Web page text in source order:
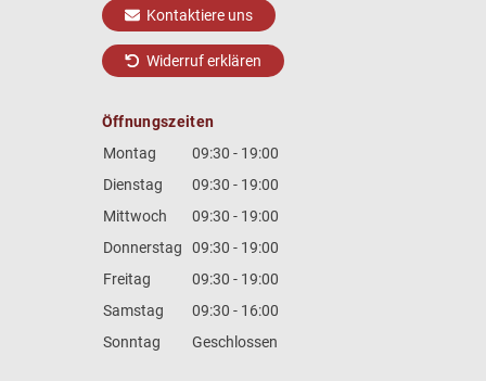
Kontaktiere uns
Widerruf erklären
Öffnungszeiten
Montag
09:30 - 19:00
Dienstag
09:30 - 19:00
Mittwoch
09:30 - 19:00
Donnerstag
09:30 - 19:00
Freitag
09:30 - 19:00
Samstag
09:30 - 16:00
Sonntag
Geschlossen